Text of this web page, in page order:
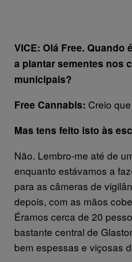
VICE: Olá Free. Quando
a plantar sementes nos
municipais?
Free Cannabis: Creio
Mas tens feito isto às
Não. Lembro-me até de
enquanto estávamos a
para as câmeras de
depois, com as mãos
Éramos cerca de 20
bastante central de
bem espessas e viçosas